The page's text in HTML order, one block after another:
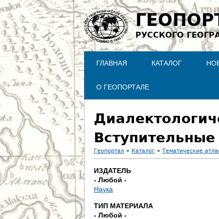
РУССКОГО
ГЛАВНАЯ КАТАЛОГ
О ГЕОПОРТАЛЕ
В
ы
з
Геопортал » Каталог » Тематические
ИЗДАТЕЛЬ
- Любой -
Наука
ТИП МАТЕРИАЛА
- Любой -